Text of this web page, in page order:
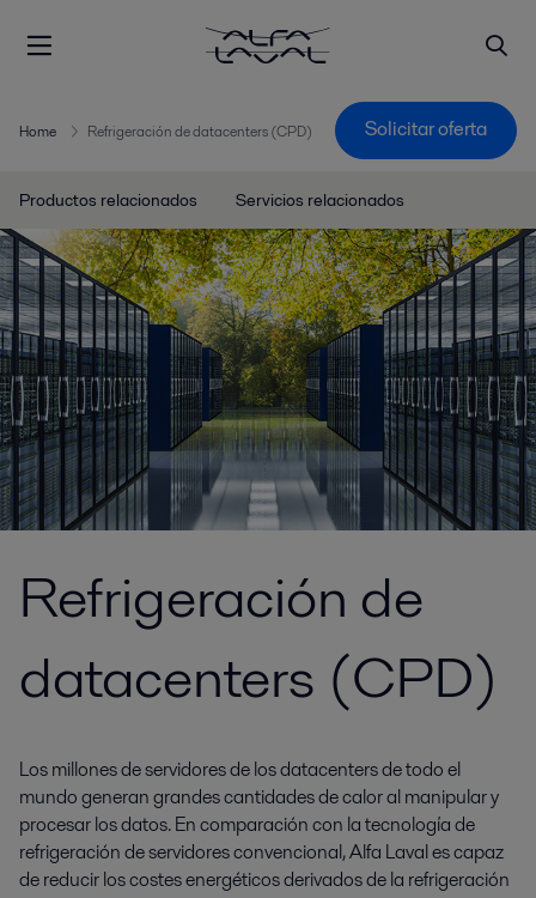
Home Refrigeración de datacenters (CPD) Solicitar oferta
Productos relacionados Servicios relacionados
Refrigeración de
datacenters (CPD)
Los millones de servidores de los datacenters de todo el
mundo generan grandes cantidades de calor al manipular y
procesar los datos. En comparación con la tecnología de
refrigeración de servidores convencional, Alfa Laval es capaz
de reducir los costes energéticos derivados de la refrigeración